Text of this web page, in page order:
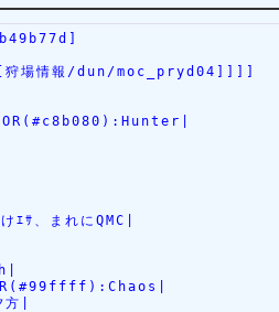
狩場情報/dun/moc_pryd04]]]]
ｴｻ、まれにQMC|
|